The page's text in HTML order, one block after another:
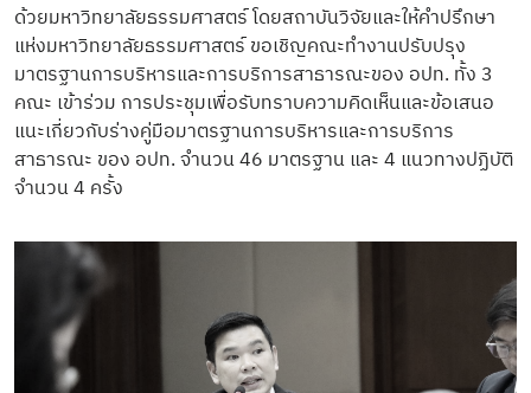
ด้วยมหาวิทยาลัยธรรมศาสตร์ โดยสถาบันวิจัยและให้คำปรึกษา
แห่งมหาวิทยาลัยธรรมศาสตร์ ขอเชิญคณะทำงานปรับปรุง
มาตรฐานการบริหารและการบริการสาธารณะของ อปท. ทั้ง 3
คณะ เข้าร่วม การประชุมเพื่อรับทราบความคิดเห็นและข้อเสนอ
แนะเกี่ยวกับร่างคู่มือมาตรฐานการบริหารและการบริการ
สาธารณะ ของ อปท. จำนวน 46 มาตรฐาน และ 4 แนวทางปฏิบัติ
จำนวน 4 ครั้ง